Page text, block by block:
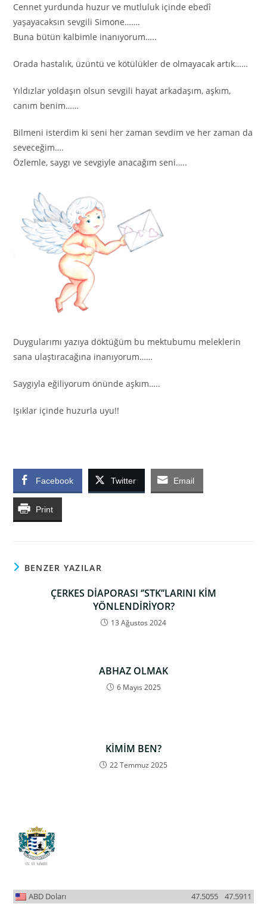
Cennet yurdunda huzur ve mutluluk içinde ebedî
yaşayacaksın sevgili Simone…….
Buna bütün kalbimle inanıyorum…..
Orada hastalık, üzüntü ve kötülükler de olmayacak artık……
Yıldızlar yoldaşın olsun sevgili hayat arkadaşım, aşkım,
canım benim……
Bilmeni isterdim ki seni her zaman sevdim ve her zaman da
seveceğim….
Özlemle, saygı ve sevgiyle anacağım seni…..
Duygularımı yazıya döktüğüm bu mektubumu meleklerin
sana ulaştıracağına inanıyorum……
Saygıyla eğiliyorum önünde aşkım…..
Işıklar içinde huzurla uyu!!
Facebook Twitter Email
Print
BENZER YAZILAR
ÇERKES DİAPORASI ‘’STK’’LARINI KİM
YÖNLENDİRİYOR?
13 Ağustos 2024
ABHAZ OLMAK
6 Mayıs 2025
KİMİM BEN?
22 Temmuz 2025
ABD Doları 47.5911
47.5055